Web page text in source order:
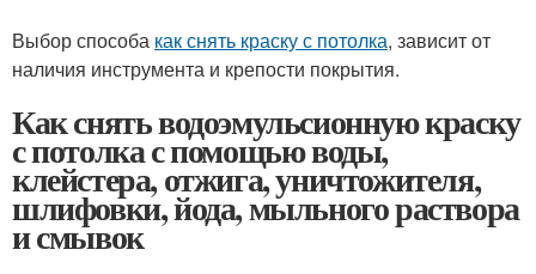
Выбор способа как снять краску с потолка, зависит от
наличия инструмента и крепости покрытия.
Как снять водоэмульсионную краску
с потолка с помощью воды,
клейстера, отжига, уничтожителя,
шлифовки, йода, мыльного раствора
и смывок